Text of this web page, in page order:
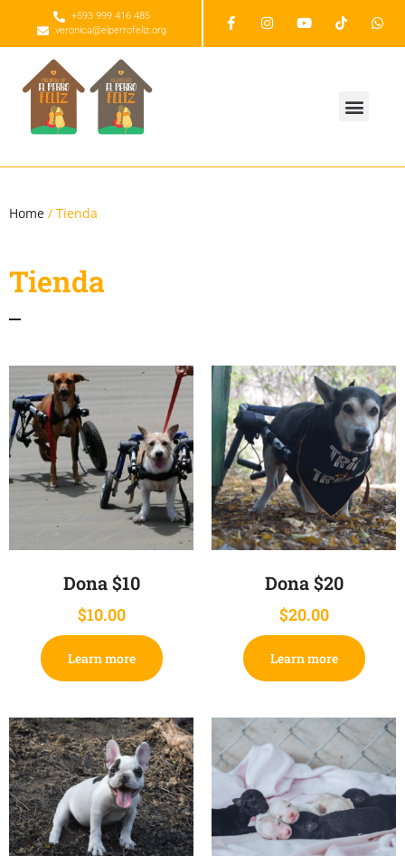
+593 999 416 485
veronica@elperrofeliz.org
Home / Tienda
Tienda
Dona $10
$10.00
Learn more
Dona $20
$20.00
Learn more